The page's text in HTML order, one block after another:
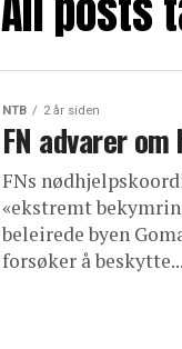
NTB 2 år siden
FN advarer
FNs
«ekstremt
beleirede byen
forsøker å beskytte...